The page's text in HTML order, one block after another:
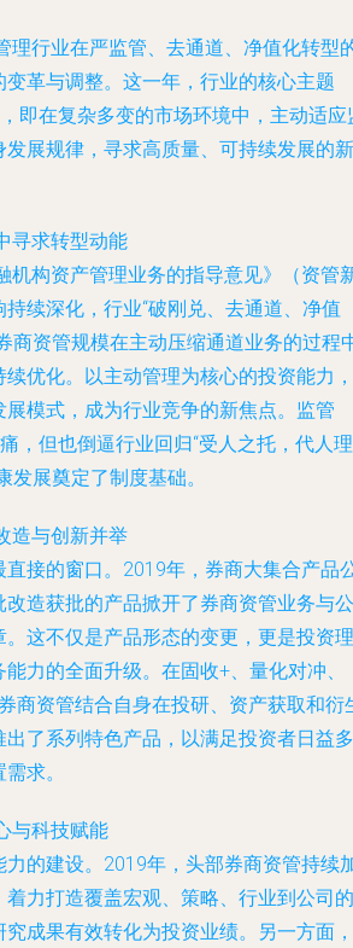
理行业在严监管、去通道、净值化转型
革与调整。这一年，行业的核心主题
即在复杂多变的市场环境中，主动适应
展规律，寻求高质量、可持续发展的新
寻求转型动能
机构资产管理业务的指导意见》（资管
续深化，行业“破刚兑、去通道、净值
商资管规模在主动压缩通道业务的过程
优化。以主动管理为核心的投资能力，
模式，成为行业竞争的新焦点。监管
，但也倒逼行业回归“受人之托，代人理
发展奠定了制度基础。
造与创新并举
接的窗口。2019年，券商大集合产品
造获批的产品掀开了券商资管业务与公
这不仅是产品形态的变更，更是投资理
力的全面升级。在固收+、量化对冲、
商资管结合自身在投研、资产获取和衍
了系列特色产品，以满足投资者日益多
求。
与科技赋能
的建设。2019年，头部券商资管持续
力打造覆盖宏观、策略、行业到公司的
成果有效转化为投资业绩。另一方面，